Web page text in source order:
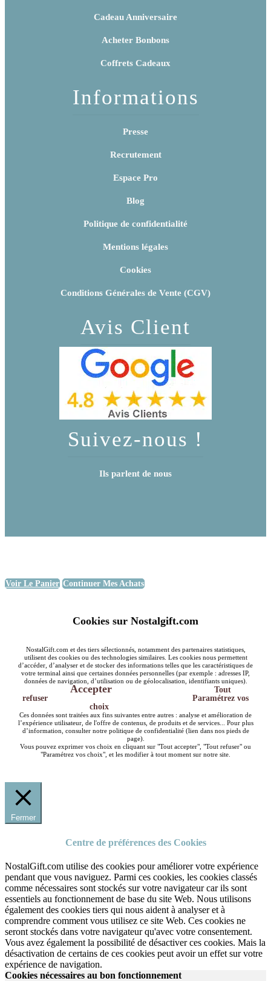
Cadeau Anniversaire
Acheter Bonbons
Coffrets Cadeaux
Informations
Presse
Recrutement
Espace Pro
Blog
Politique de confidentialité
Mentions légales
Cookies
Conditions Générales de Vente (CGV)
Avis Client
Suivez-nous !
Ils parlent de nous
Voir Le Panier Continuer Mes Achats
Cookies sur Nostalgift.com
NostalGift.com et des tiers sélectionnés, notamment des partenaires statistiques,
utilisent des cookies ou des technologies similaires. Les cookies nous permettent
d’accéder, d’analyser et de stocker des informations telles que les caractéristiques de
votre terminal ainsi que certaines données personnelles (par exemple : adresses IP,
données de navigation, d’utilisation ou de géolocalisation, identifiants uniques).
Accepter
Tout
refuser
Paramétrez vos
choix
Ces données sont traitées aux fins suivantes entre autres : analyse et amélioration de
l’expérience utilisateur, de l'offre de contenus, de produits et de services... Pour plus
d’information, consulter notre politique de confidentialité (lien dans nos pieds de
page).
Vous pouvez exprimer vos choix en cliquant sur "Tout accepter", "Tout refuser" ou
"Paramétrez vos choix", et les modifier à tout moment sur notre site.
Fermer
Centre de préférences des Cookies
NostalGift.com utilise des cookies pour améliorer votre expérience
pendant que vous naviguez. Parmi ces cookies, les cookies classés
comme nécessaires sont stockés sur votre navigateur car ils sont
essentiels au fonctionnement de base du site Web. Nous utilisons
également des cookies tiers qui nous aident à analyser et à
comprendre comment vous utilisez ce site Web. Ces cookies ne
seront stockés dans votre navigateur qu'avec votre consentement.
Vous avez également la possibilité de désactiver ces cookies. Mais la
désactivation de certains de ces cookies peut avoir un effet sur votre
expérience de navigation.
Cookies nécessaires au bon fonctionnement